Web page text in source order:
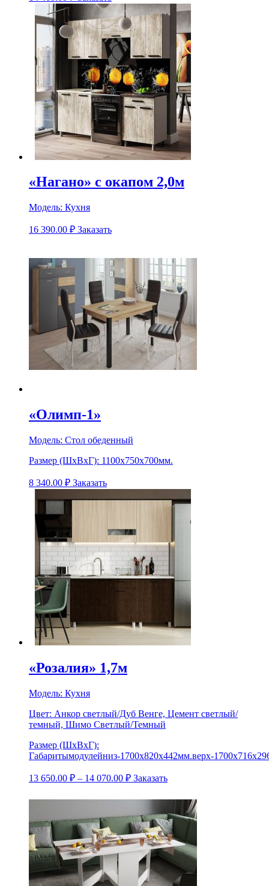
«Нагано» с окапом 2,0м
Модель: Кухня
16 390.00 ₽ Заказать
«Олимп-1»
Модель: Стол обеденный
Размер (ШхВхГ): 1100х750х700мм.
8 340.00 ₽ Заказать
«Розалия» 1,7м
Модель: Кухня
Цвет: Анкор светлый/Дуб Венге, Цемент светлый/
темный, Шимо Светлый/Темный
Размер (ШхВхГ):
Габаритымодулейниз-1700х820х442мм.верх-
13 650.00 ₽ – 14 070.00 ₽ Заказать